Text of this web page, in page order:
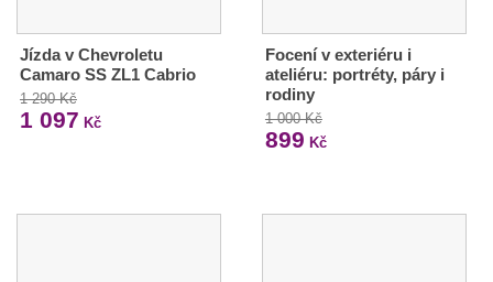
Jízda v Chevroletu
Camaro SS ZL1 Cabrio
1 290 Kč
1 097 Kč
Focení v exteriéru i
ateliéru: portréty, páry i
rodiny
1 000 Kč
899 Kč